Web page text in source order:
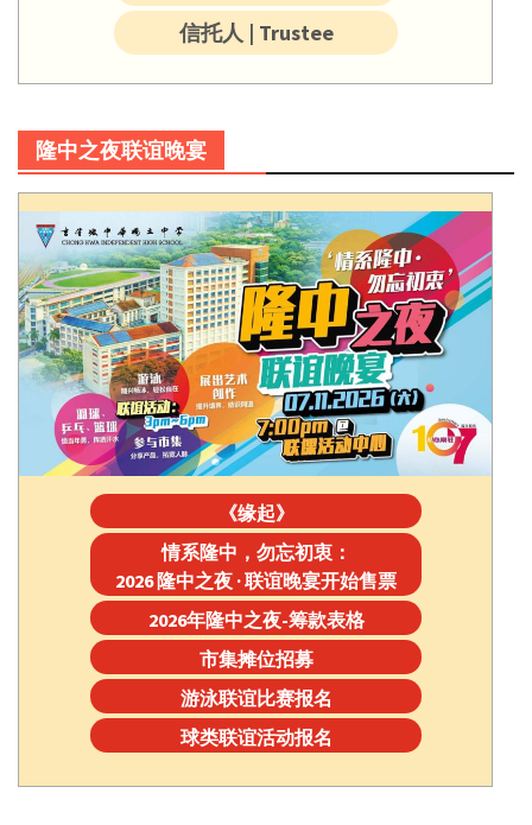
信托人 | Trustee
隆中之夜联谊晚宴
《缘起》
情系隆中，勿忘初衷：
2026 隆中之夜 · 联谊晚宴开始售票
2026年隆中之夜-筹款表格
市集摊位招募
游泳联谊比赛报名
球类联谊活动报名